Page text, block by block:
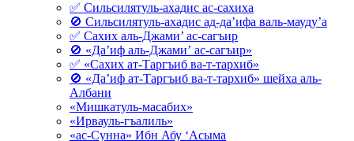
✅ Сильсилятуль-ахадис ас-сахиха
🚫 Сильсилятуль-ахадис ад-да’ифа валь-мауду’а
✅ Сахих аль-Джами’ ас-сагъир
🚫 «Да’иф аль-Джами’ ас-сагъир»
✅ «Сахих ат-Таргъиб ва-т-тархиб»
🚫 «Да’иф ат-Таргъиб ва-т-тархиб» шейха аль-
Албани
«Мишкатуль-масабих»
«Ирвауль-гъалиль»
«ас-Сунна» Ибн Абу ‘Асыма